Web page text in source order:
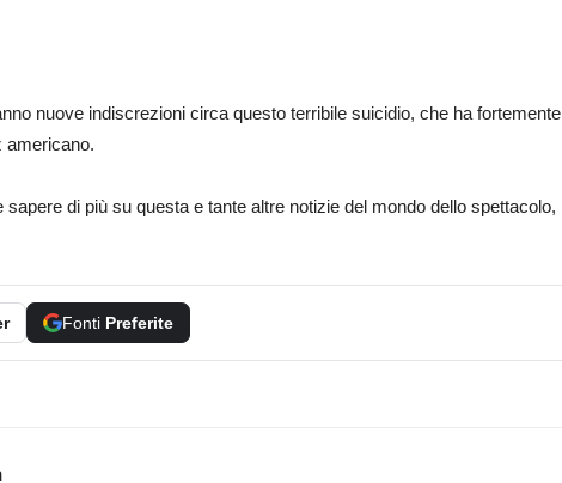
nuove indiscrezioni circa questo terribile suicidio, che ha fortemente
americano.
di più su questa e tante altre notizie del mondo dello spettacolo,
Fonti Preferite